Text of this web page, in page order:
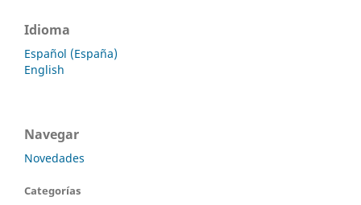
Idioma
Español (España)
English
Navegar
Novedades
Categorías